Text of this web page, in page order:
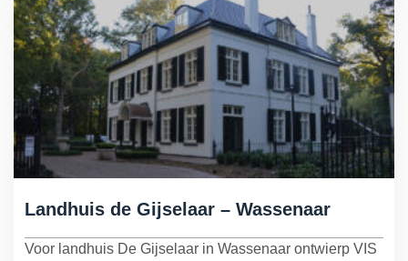
Landhuis de Gijselaar – Wassenaar
Voor landhuis De Gijselaar in Wassenaar ontwierp VIS